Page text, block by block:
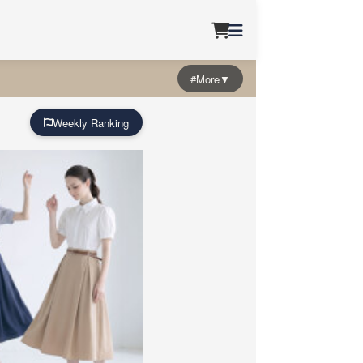
#More▼
Weekly Ranking